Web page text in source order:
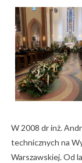
W 2008 dr inż.
technicznych na
Warszawskiej. Od